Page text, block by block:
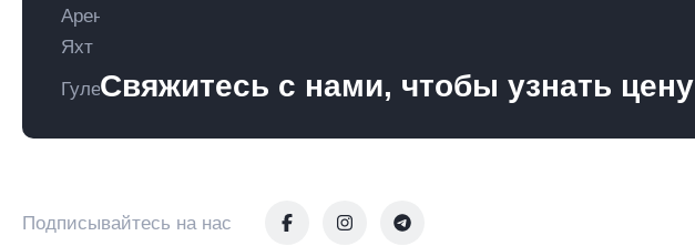
Аренда
Яхт
ГулетСвяжитесь с нами, чтобы узнать цену
Подписывайтесь на нас